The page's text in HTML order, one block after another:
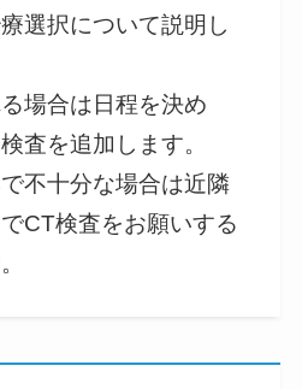
選択について説明し
場合は日程を決め
査を追加します。
不十分な場合は近隣
CT検査をお願いする